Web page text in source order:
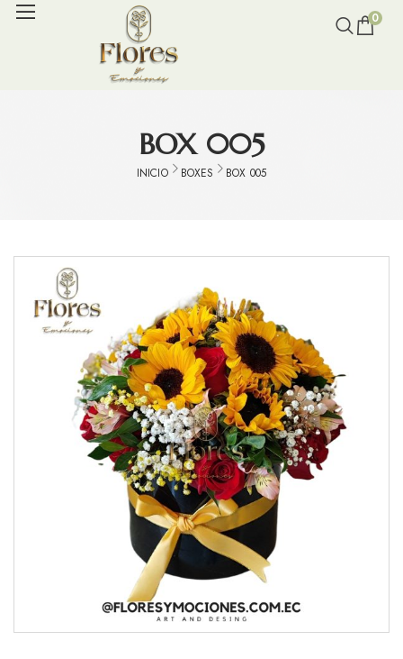
0
BOX 005
INICIO BOXES BOX 005